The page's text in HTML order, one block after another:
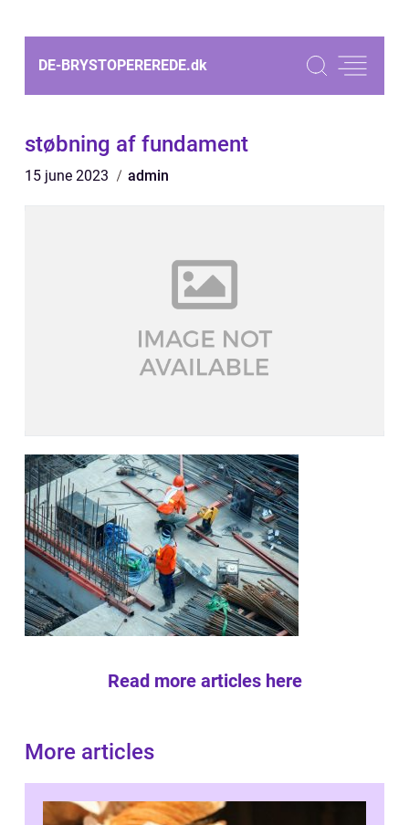
DE-BRYSTOPEREREDE.dk
støbning af fundament
15 june 2023 admin
Read more articles here
More articles